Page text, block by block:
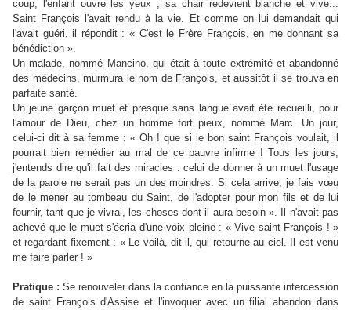
coup, l'enfant ouvre les yeux ; sa chair redevient blanche et vive...
Saint François l'avait rendu à la vie. Et comme on lui demandait qui
l'avait guéri, il répondit : « C'est le Frère François, en me donnant sa
bénédiction ».
Un malade, nommé Mancino, qui était à toute extrémité et abandonné
des médecins, murmura le nom de François, et aussitôt il se trouva en
parfaite santé.
Un jeune garçon muet et presque sans langue avait été recueilli, pour
l'amour de Dieu, chez un homme fort pieux, nommé Marc. Un jour,
celui-ci dit à sa femme : « Oh ! que si le bon saint François voulait, il
pourrait bien remédier au mal de ce pauvre infirme ! Tous les jours,
j'entends dire qu'il fait des miracles : celui de donner à un muet l'usage
de la parole ne serait pas un des moindres. Si cela arrive, je fais vœu
de le mener au tombeau du Saint, de l'adopter pour mon fils et de lui
fournir, tant que je vivrai, les choses dont il aura besoin ». Il n'avait pas
achevé que le muet s'écria d'une voix pleine : « Vive saint François ! »
et regardant fixement : « Le voilà, dit-il, qui retourne au ciel. Il est venu
me faire parler ! »
Pratique : Se renouveler dans la confiance en la puissante intercession
de saint François d'Assise et l'invoquer avec un filial abandon dans